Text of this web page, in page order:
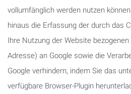
vollumfänglich werden nutzen
hinaus die Erfassung der durch das
Ihre Nutzung der Website
Adresse) an Google sowie die
Google verhindern, indem Sie das
verfügbare Browser-Plugin